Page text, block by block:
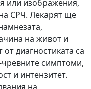
или изображения,
СРЧ. Лекарят ще
на живот и
диагностиката са
симптоми,
и интензитет.